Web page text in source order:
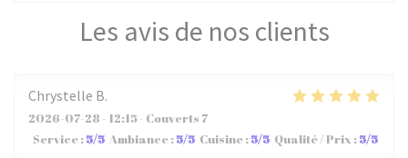
Les avis de nos clients
Chrystelle B
2026-07-28 - 12:15 - Couverts 7
Service :5/5 Ambiance :5/5 Cuisine :5/5 Qualité / Prix :5/5